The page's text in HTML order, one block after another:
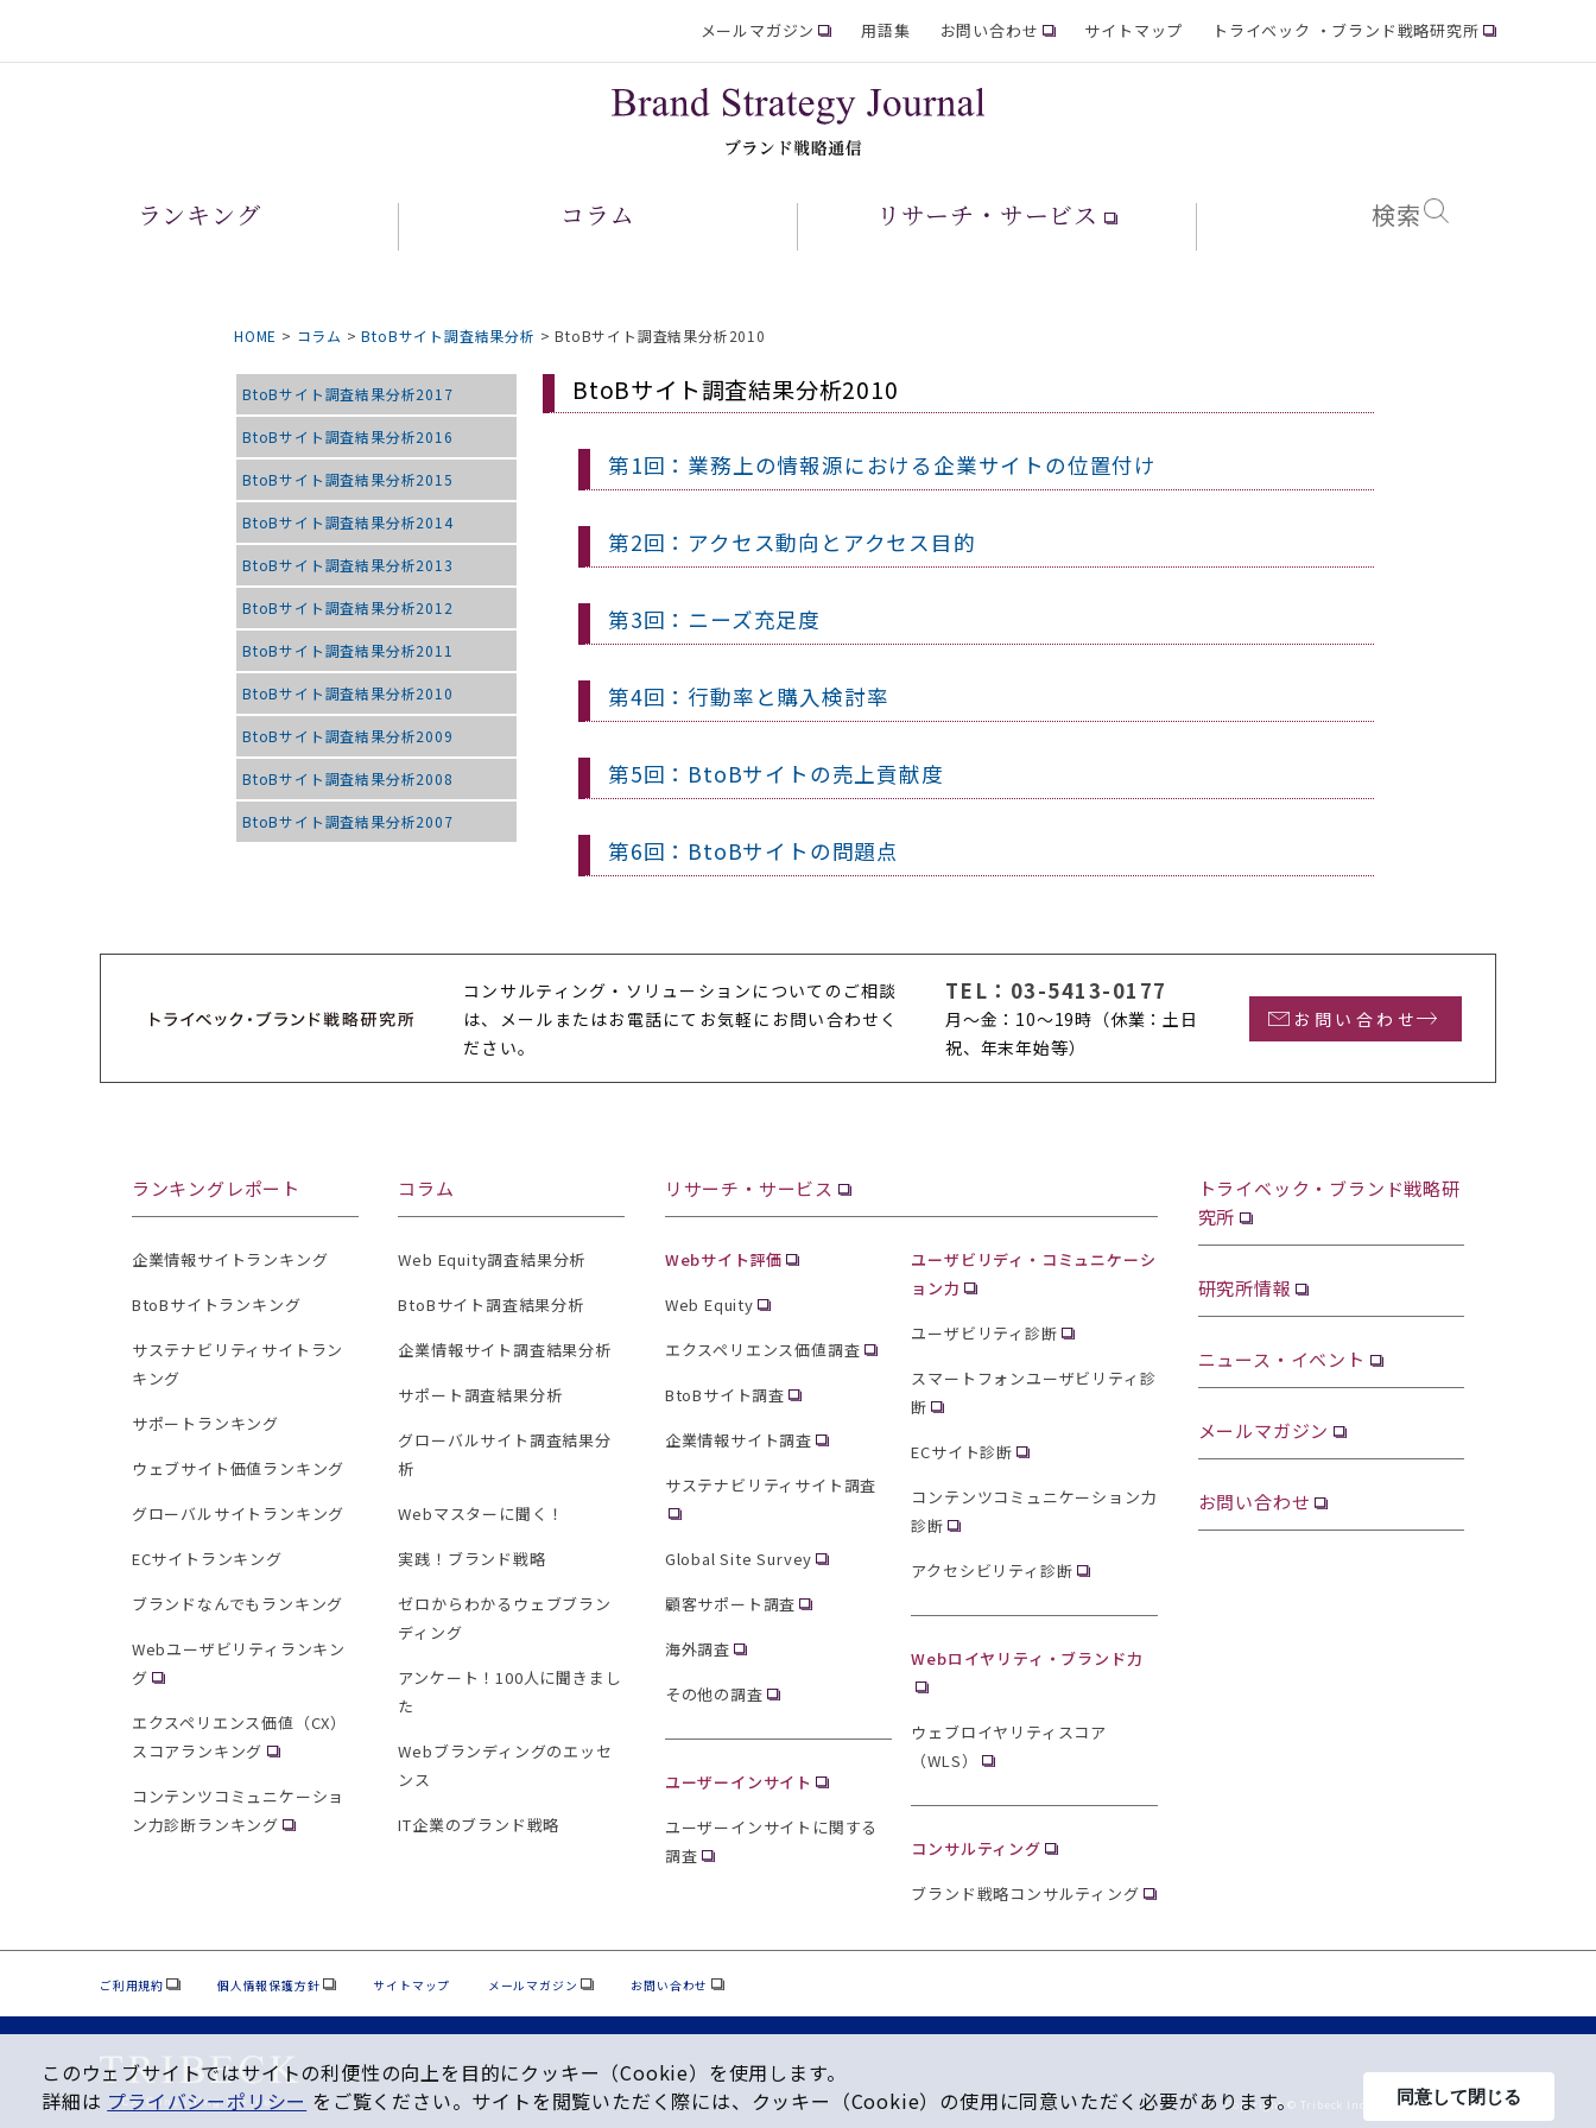
メールマガジン 用語集 お問い合わせ サイトマップ トライベック ・ブランド戦略研究所
ランキング コラム リサーチ・サービス 検索
HOME > コラム >BtoBサイト調査結果分析 >BtoBサイト調査結果分析2010
BtoBサイト調査結果分析2017
BtoBサイト調査結果分析2016
BtoBサイト調査結果分析2015
BtoBサイト調査結果分析2014
BtoBサイト調査結果分析2013
BtoBサイト調査結果分析2012
BtoBサイト調査結果分析2011
BtoBサイト調査結果分析2010
BtoBサイト調査結果分析2009
BtoBサイト調査結果分析2008
BtoBサイト調査結果分析2007
BtoBサイト調査結果分析2010
第1回：業務上の情報源における企業サイトの位置付け
第2回：アクセス動向とアクセス目的
第3回：ニーズ充足度
第4回：行動率と購入検討率
第5回：BtoBサイトの売上貢献度
第6回：BtoBサイトの問題点
コンサルティング・ソリューションについてのご相談
は、メールまたはお電話にてお気軽にお問い合わせく
ださい。
TEL： 03-5413-0177
月〜金：10〜19時 （休業：土日
祝、年末年始等）
お問い合わせ
ランキングレポート
企業情報サイトランキング
BtoBサイトランキング
サステナビリティサイトラン
キング
サポートランキング
ウェブサイト価値ランキング
グローバルサイトランキング
ECサイトランキング
ブランドなんでもランキング
Webユーザビリティランキン
グ
エクスペリエンス価値（CX）
スコアランキング
コンテンツコミュニケーショ
ン力診断ランキング
コラム
Web Equity調査結果分析
BtoBサイト調査結果分析
企業情報サイト調査結果分析
サポート調査結果分析
グローバルサイト調査結果分
析
Webマスターに聞く！
実践！ブランド戦略
ゼロからわかるウェブブラン
ディング
アンケート！100人に聞きまし
た
Webブランディングのエッセ
ンス
IT企業のブランド戦略
リサーチ・サービス
Webサイト評価
Web Equity
エクスペリエンス価値調査
BtoBサイト調査
企業情報サイト調査
サステナビリティサイト調査
Global Site Survey
顧客サポート調査
海外調査
その他の調査
ユーザーインサイト
ユーザーインサイトに関する
調査
ユーザビリディ・コミュニケーシ
ョン力
ユーザビリティ診断
スマートフォンユーザビリティ診
断
ECサイト診断
コンテンツコミュニケーション力
診断
アクセシビリティ診断
Webロイヤリティ・ブランド力
ウェブロイヤリティスコア
（WLS）
コンサルティング
ブランド戦略コンサルティング
トライベック・ブランド戦略研
究所
研究所情報
ニュース・イベント
メールマガジン
お問い合わせ
ご利用規約 個人情報保護方針 サイトマップ メールマガジン お問い合わせ
Copyright © Tribeck Inc. All Rights Reserved.
このウェブサイトではサイトの利便性の向上を⽬的にクッキー（Cookie）を使⽤します。
詳細は プライバシーポリシー をご覧ください。サイトを閲覧いただく際には、クッキー（Cookie）の使⽤に同意いただく必要があります。 同意して閉じる